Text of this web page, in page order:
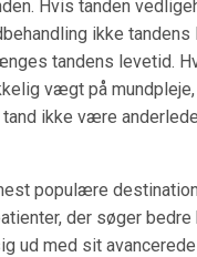
Hvis tanden
ikke tandens
tandens levetid.
vægt på mundpleje,
ikke være
populære
der søger bedre
ud med sit avancerede